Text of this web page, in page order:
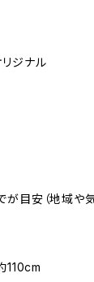
ジナル
目安（地域や
110cm